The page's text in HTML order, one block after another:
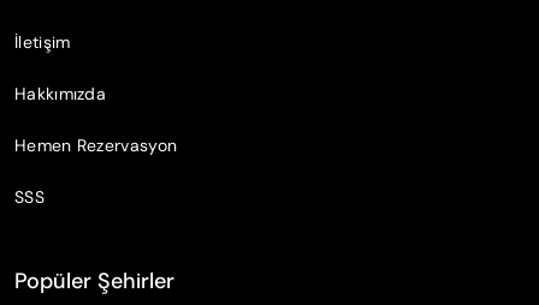
İletişim
Hakkımızda
Hemen Rezervasyon
SSS
Popüler Şehirler